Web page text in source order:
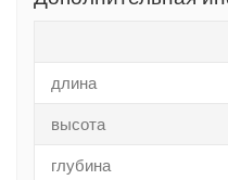
длина
высота
глубина